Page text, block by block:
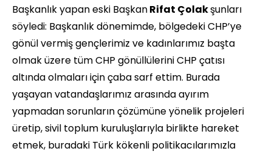
Başkanlık yapan eski BaşkanRifat Çolakşunları
söyledi: Başkanlık dönemimde, bölgedeki CHP’ye
gönül vermiş gençlerimiz ve kadınlarımız başta
olmak üzere tüm CHP gönüllülerini CHP çatısı
altında olmaları için çaba sarf ettim. Burada
yaşayan vatandaşlarımız arasında ayırım
yapmadan sorunların çözümüne yönelik projeleri
üretip, sivil toplum kuruluşlarıyla birlikte hareket
etmek, buradaki Türk kökenli politikacılarımızla